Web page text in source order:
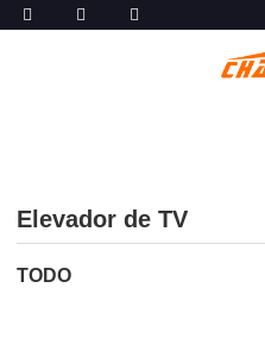
Elevador de TV
TODO